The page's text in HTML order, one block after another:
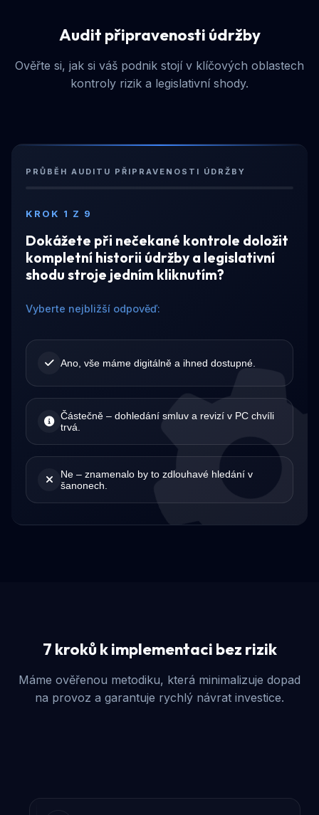
Audit připravenosti údržby
Ověřte si, jak si váš podnik stojí v klíčových oblastech
kontroly rizik a legislativní shody.
PRŮBĚH AUDITU PŘIPRAVENOSTI ÚDRŽBY
KROK 1 Z 9
Dokážete při nečekané kontrole doložit
kompletní historii údržby a legislativní
shodu stroje jedním kliknutím?
Vyberte nejbližší odpověď:
Ano, vše máme digitálně a ihned dostupné.
Částečně – dohledání smluv a revizí v PC chvíli
trvá.
Ne – znamenalo by to zdlouhavé hledání v
šanonech.
7 kroků k implementaci bez rizik
Máme ověřenou metodiku, která minimalizuje dopad
na provoz a garantuje rychlý návrat investice.